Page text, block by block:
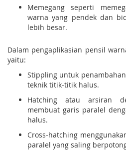
Memegang seperti
warna yang pendek dan
lebih besar.
Dalam pengaplikasian pensil
yaitu:
Stippling untuk
teknik titik-titik halus.
Hatching atau arsiran
membuat garis paralel
halus.
Cross-hatching
paralel yang saling